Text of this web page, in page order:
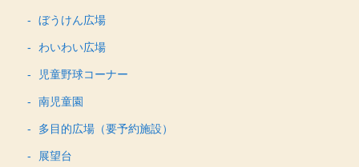
ぼうけん広場
わいわい広場
児童野球コーナー
南児童園
多目的広場（要予約施設）
展望台